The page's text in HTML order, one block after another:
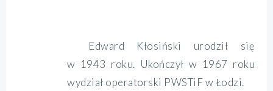
Edward Kłosiński urodził się
w 1943 roku. Ukończył w 1967 roku
wydział operatorski PWSTiF w Łodzi.